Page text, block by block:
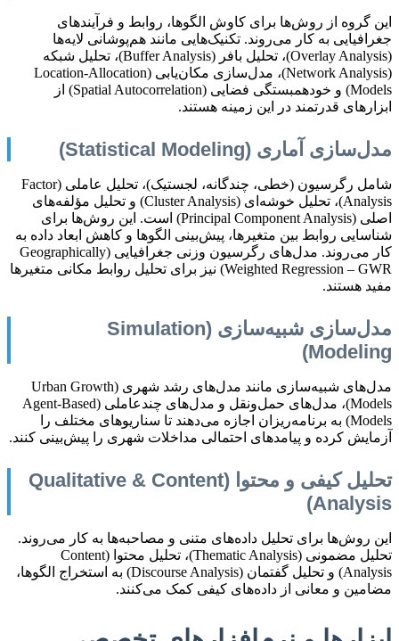
این گروه از روش‌ها برای کاوش الگوها، روابط و فرآیندهای
جغرافیایی به کار می‌روند. تکنیک‌هایی مانند هم‌پوشانی لایه‌ها
(Overlay Analysis)، تحلیل بافر (Buffer Analysis)، تحلیل شبکه
(Network Analysis)، مدل‌سازی مکان‌یابی (Location-Allocation
Models) و خودهمبستگی فضایی (Spatial Autocorrelation) از
ابزارهای قدرتمند در این زمینه هستند.
مدل‌سازی آماری (Statistical Modeling)
شامل رگرسیون (خطی، چندگانه، لجستیک)، تحلیل عاملی (Factor
Analysis)، تحلیل خوشه‌ای (Cluster Analysis) و تحلیل مؤلفه‌های
اصلی (Principal Component Analysis) است. این روش‌ها برای
شناسایی روابط بین متغیرها، پیش‌بینی الگوها و کاهش ابعاد داده به
کار می‌روند. مدل‌های رگرسیون وزنی جغرافیایی (Geographically
Weighted Regression – GWR) نیز برای تحلیل روابط مکانی متغیرها
مفید هستند.
مدل‌سازی شبیه‌سازی (Simulation
Modeling)
مدل‌های شبیه‌سازی مانند مدل‌های رشد شهری (Urban Growth
Models)، مدل‌های حمل‌ونقل و مدل‌های چندعاملی (Agent-Based
Models) به برنامه‌ریزان اجازه می‌دهند تا سناریوهای مختلف را
آزمایش کرده و پیامدهای احتمالی مداخلات شهری را پیش‌بینی کنند.
تحلیل کیفی و محتوا (Qualitative & Content
Analysis)
این روش‌ها برای تحلیل داده‌های متنی و مصاحبه‌ها به کار می‌روند.
تحلیل مضمونی (Thematic Analysis)، تحلیل محتوا (Content
Analysis) و تحلیل گفتمان (Discourse Analysis) به استخراج الگوها،
مضامین و معانی از داده‌های کیفی کمک می‌کنند.